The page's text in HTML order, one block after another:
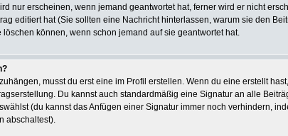
nur erscheinen, wenn jemand geantwortet hat, ferner wird er nicht
editiert hat (Sie sollten eine Nachricht hinterlassen, warum sie den
können, wenn schon jemand auf sie geantwortet hat.
musst du erst eine im Profil erstellen. Wenn du eine erstellt
Du kannst auch standardmäßig eine Signatur an alle
(du kannst das Anfügen einer Signatur immer noch verhindern,
abschaltest).